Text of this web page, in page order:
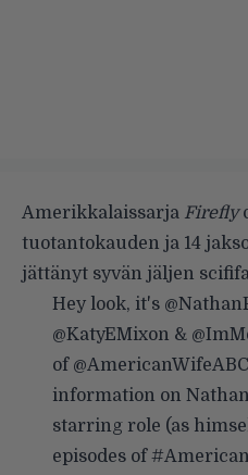
Amerikkalaissarja Firefly
tuotantokauden ja 14
jättänyt syvän jäljen
Hey look, it's
@KatyEMixon &
of @AmericanWifeABC
information on
starring role (as
episodes of